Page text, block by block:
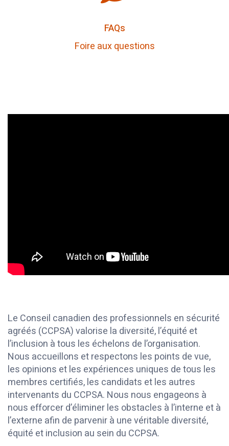
FAQs
Foire aux questions
Le Conseil canadien des professionnels en sécurité
agréés (CCPSA) valorise la diversité, l’équité et
l’inclusion à tous les échelons de l’organisation.
Nous accueillons et respectons les points de vue,
les opinions et les expériences uniques de tous les
membres certifiés, les candidats et les autres
intervenants du CCPSA. Nous nous engageons à
nous efforcer d’éliminer les obstacles à l’interne et à
l’externe afin de parvenir à une véritable diversité,
équité et inclusion au sein du CCPSA.